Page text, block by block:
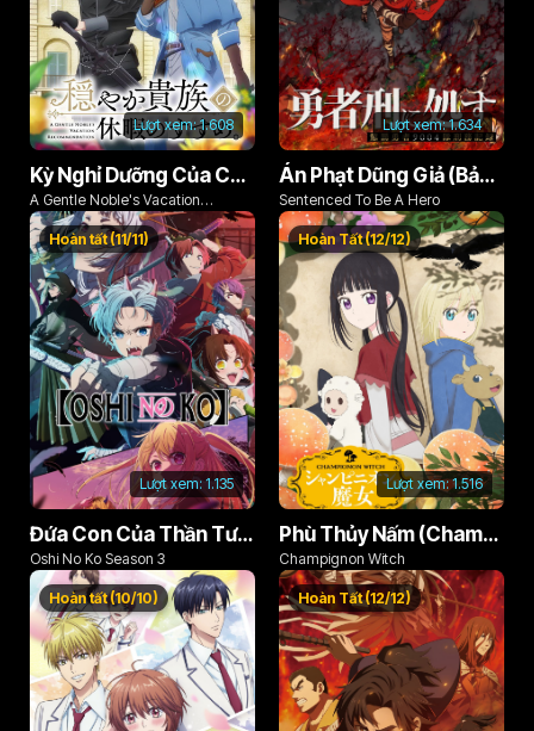
Lượt xem:1.608
Kỳ Nghỉ Dưỡng Của Chàng Quý Tộc Ôn Hòa (Odayaka Kizoku no Kyuuka no Susume)
A Gentle Noble's Vacation
Recommendation
Lượt xem:1.634
Án Phạt Dũng Giả (Bản Án Anh Hùng)
Sentenced To Be A Hero
Lượt xem: 1.135
Hoàn tất (11/11)
Đứa Con Của Thần Tượng (Phần 3)
Oshi No Ko Season 3
Lượt xem:1.516
Hoàn Tất (12/12)
Phù Thủy Nấm (Champignon no Majo)
Champignon Witch
Hoàn tất (10/10) Hoàn Tất (12/12)